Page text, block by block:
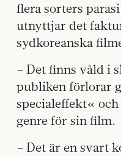
flera sorters
utnyttjar det
sydkoreanska
– Det finns våld i
publiken förlorar
specialeffekt«
genre för sin film.
– Det är en svart